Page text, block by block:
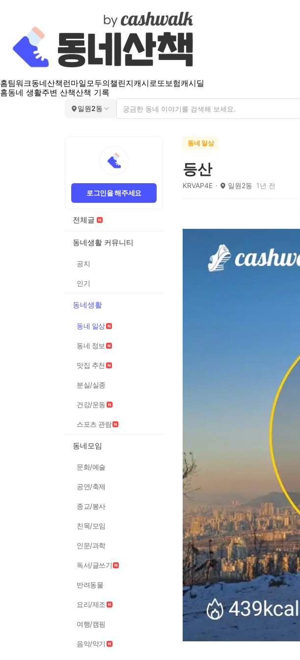
홈팀워크동네산책 런마일모두의챌린지캐시로또보험캐시딜
홈동네 생활주변 산책산책 기록
일원2동
로그인을 해주세요
전체글
동네생활 커뮤니티
공지
인기
동네생활
동네 일상
동네 정보
맛집 추천
분실/실종
건강/운동
스포츠 관람
동네모임
문화/예술
공연/축제
종교/봉사
친목/모임
인문/과학
독서/글쓰기
반려동물
요리/제조
여행/캠핑
음악/악기
동네 일상
등산
KRVAP4E 일원2동 1년 전